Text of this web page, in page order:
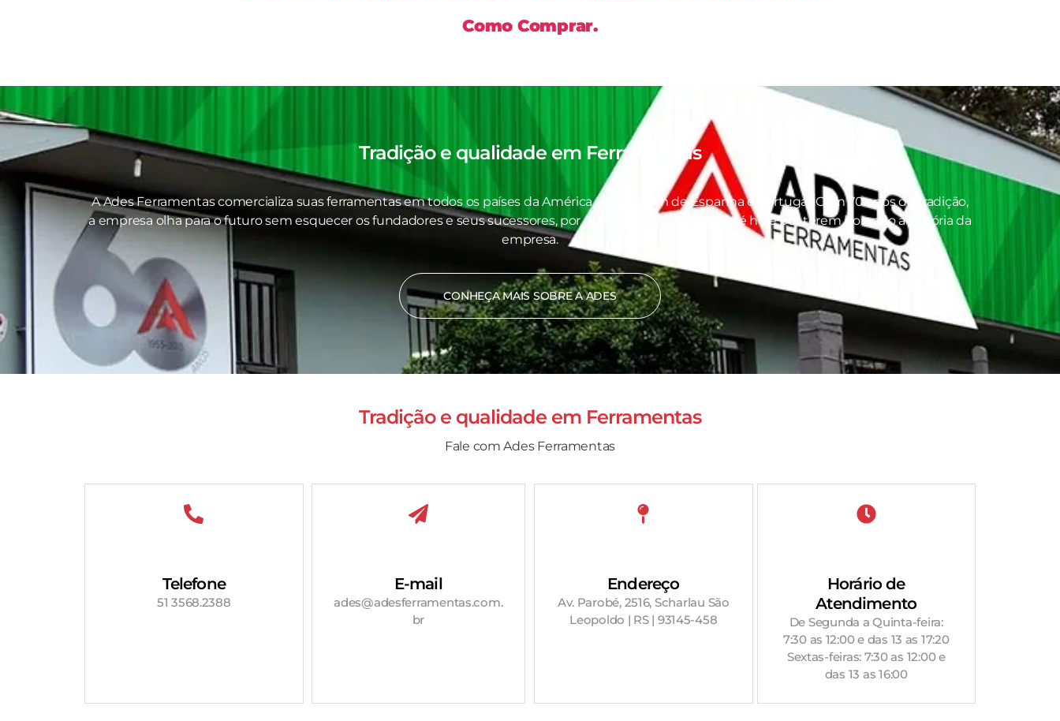
Como Comprar.
Tradição e qualidade em Ferramentas
A Ades Ferramentas comercializa suas ferramentas em todos os países da América Latina, além de Espanha e Portugal. Com 70 anos de tradição,
a empresa olha para o futuro sem esquecer os fundadores e seus sucessores, por quem nos orgulhamos até hoje por terem honrado a história da
empresa.
CONHEÇA MAIS SOBRE A ADES
Tradição e qualidade em Ferramentas
Fale com Ades Ferramentas
Telefone
51 3568.2388
E-mail
ades@adesferramentas.com.
br
Endereço
Av. Parobé, 2516, Scharlau São
Leopoldo | RS | 93145-458
Horário de
Atendimento
De Segunda a Quinta-feira:
7:30 as 12:00 e das 13 as 17:20
Sextas-feiras: 7:30 as 12:00 e
das 13 as 16:00